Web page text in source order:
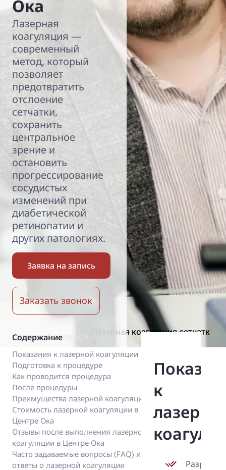
Ока
Лазерная
коагуляция —
современный
метод, который
позволяет
предотвратить
отслоение
сетчатки,
сохранить
центральное
зрение и
остановить
прогрессирование
сосудистых
изменений при
диабетической
ретинопатии и
других патологиях.
Заявка на запись
Заказать звонок
Главная Услуги
Лазерная коагуляция сетчатк
Содержание
Показания к лазерной коагуляции
Подготовка к процедуре
Как проводится процедура
После процедуры
Преимущества лазерной коагуляции
Стоимость лазерной коагуляции в
Центре Ока
Отзывы после выполнения лазерной
коагуляции в Центре Ока
Часто задаваемые вопросы (FAQ) и
ответы о лазерной коагуляции
к
Разрывы